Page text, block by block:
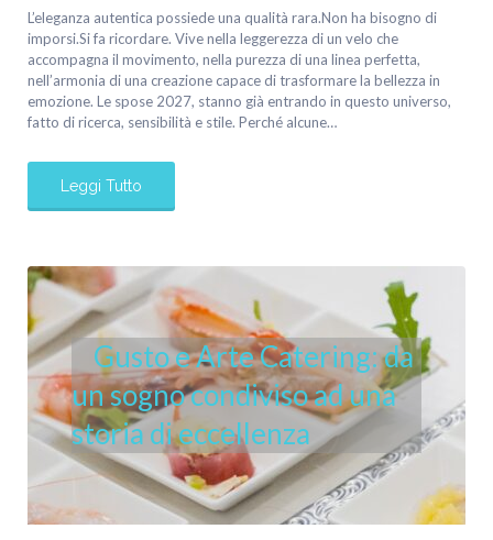
L’eleganza autentica possiede una qualità rara.Non ha bisogno di
imporsi.Si fa ricordare. Vive nella leggerezza di un velo che
accompagna il movimento, nella purezza di una linea perfetta,
nell’armonia di una creazione capace di trasformare la bellezza in
emozione. Le spose 2027, stanno già entrando in questo universo,
fatto di ricerca, sensibilità e stile. Perché alcune…
Leggi Tutto
Gusto e Arte Catering: da
un sogno condiviso ad una
storia di eccellenza